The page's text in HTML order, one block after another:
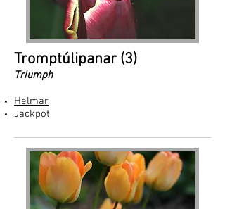
Tromptúlipanar (3)
Triumph
Helmar
Jackpot